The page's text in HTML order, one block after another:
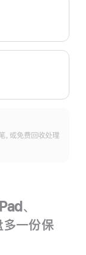
，或免费回收处理
、
一份保